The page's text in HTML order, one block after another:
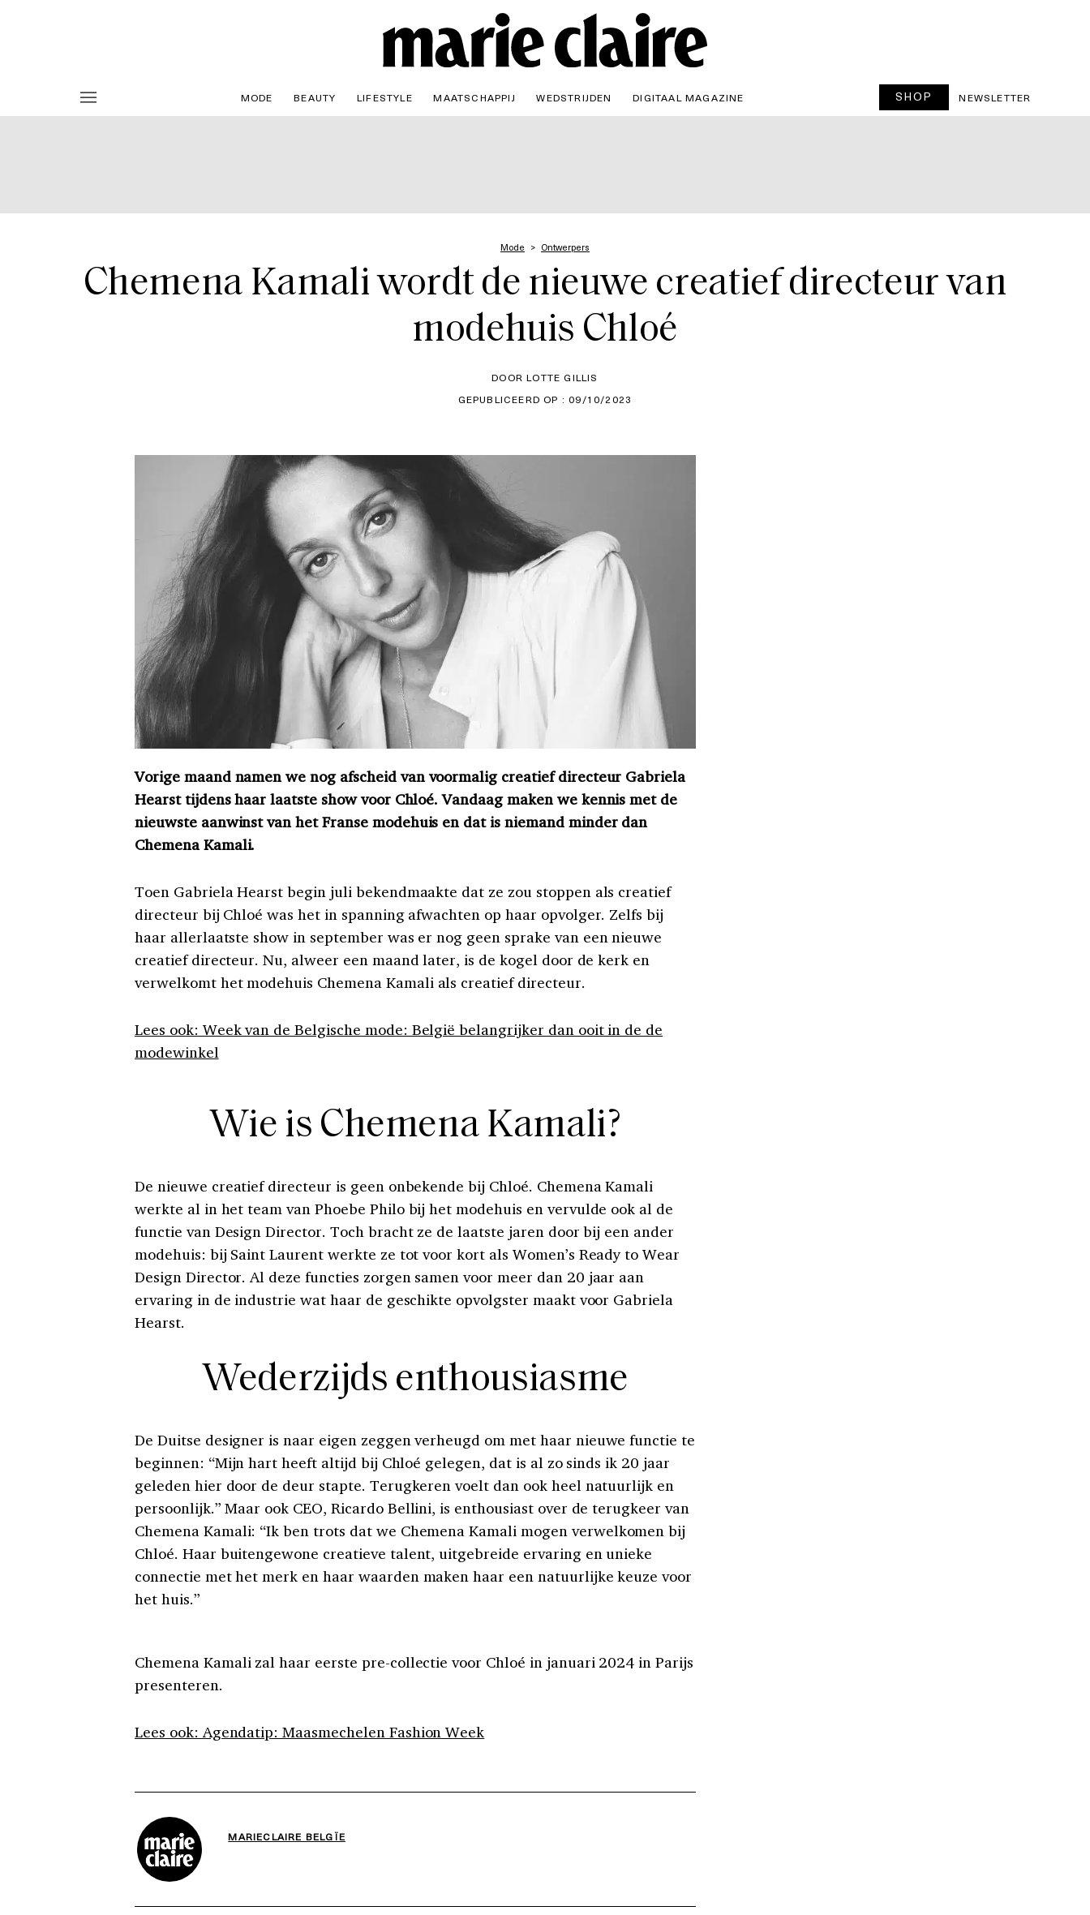
MODE BEAUTY LIFESTYLE MAATSCHAPPIJ WEDSTRIJDEN DIGITAAL MAGAZINE SHOP NEWSLETTER
Mode Ontwerpers
Chemena Kamali wordt de nieuwe creatief directeur van
modehuis Chloé
DOOR LOTTE GILLIS
GEPUBLICEERD OP : 09/10/2023
Vorige maand namen we nog afscheid van voormalig creatief directeur Gabriela
Hearst tijdens haar laatste show voor Chloé. Vandaag maken we kennis met de
nieuwste aanwinst van het Franse modehuis en dat is niemand minder dan
Chemena Kamali.
Toen Gabriela Hearst begin juli bekendmaakte dat ze zou stoppen als creatief
directeur bij Chloé was het in spanning afwachten op haar opvolger. Zelfs bij
haar allerlaatste show in september was er nog geen sprake van een nieuwe
creatief directeur. Nu, alweer een maand later, is de kogel door de kerk en
verwelkomt het modehuis Chemena Kamali als creatief directeur.
Lees ook: Week van de Belgische mode: België belangrijker dan ooit in de de
modewinkel
Wie is Chemena Kamali?
De nieuwe creatief directeur is geen onbekende bij Chloé. Chemena Kamali
werkte al in het team van Phoebe Philo bij het modehuis en vervulde ook al de
functie van Design Director. Toch bracht ze de laatste jaren door bij een ander
modehuis: bij Saint Laurent werkte ze tot voor kort als Women’s Ready to Wear
Design Director. Al deze functies zorgen samen voor meer dan 20 jaar aan
ervaring in de industrie wat haar de geschikte opvolgster maakt voor Gabriela
Hearst.
Wederzijds enthousiasme
De Duitse designer is naar eigen zeggen verheugd om met haar nieuwe functie te
beginnen: “Mijn hart heeft altijd bij Chloé gelegen, dat is al zo sinds ik 20 jaar
geleden hier door de deur stapte. Terugkeren voelt dan ook heel natuurlijk en
persoonlijk.” Maar ook CEO, Ricardo Bellini, is enthousiast over de terugkeer van
Chemena Kamali: “Ik ben trots dat we Chemena Kamali mogen verwelkomen bij
Chloé. Haar buitengewone creatieve talent, uitgebreide ervaring en unieke
connectie met het merk en haar waarden maken haar een natuurlijke keuze voor
het huis.”
Chemena Kamali zal haar eerste pre-collectie voor Chloé in januari 2024 in Parijs
presenteren.
Lees ook: Agendatip: Maasmechelen Fashion Week
MARIECLAIRE BELGÏE